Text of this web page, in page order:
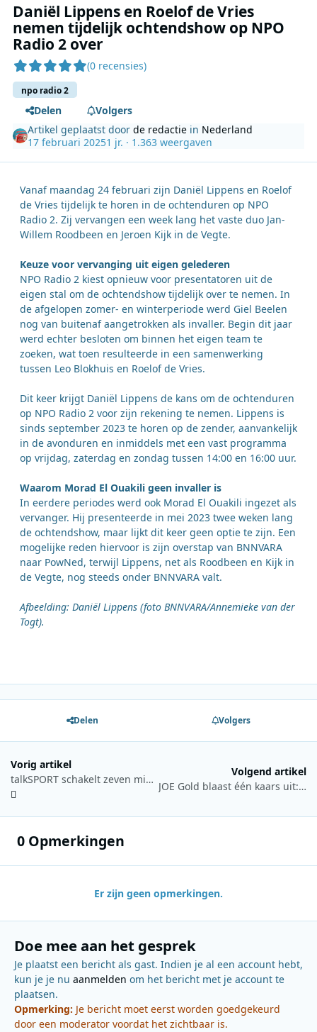
Daniël Lippens en Roelof de Vries
nemen tijdelijk ochtendshow op NPO
Radio 2 over
(0 recensies)
npo radio 2
Delen
Volgers
Artikel geplaatst doorde redactie in Nederland
17 februari 20251 jr. · 1.363 weergaven
Vanaf maandag 24 februari zijn Daniël Lippens en Roelof
de Vries tijdelijk te horen in de ochtenduren op NPO
Radio 2. Zij vervangen een week lang het vaste duo Jan-
Willem Roodbeen en Jeroen Kijk in de Vegte.
Keuze voor vervanging uit eigen gelederen
NPO Radio 2 kiest opnieuw voor presentatoren uit de
eigen stal om de ochtendshow tijdelijk over te nemen. In
de afgelopen zomer- en winterperiode werd Giel Beelen
nog van buitenaf aangetrokken als invaller. Begin dit jaar
werd echter besloten om binnen het eigen team te
zoeken, wat toen resulteerde in een samenwerking
tussen Leo Blokhuis en Roelof de Vries.
Dit keer krijgt Daniël Lippens de kans om de ochtenduren
op NPO Radio 2 voor zijn rekening te nemen. Lippens is
sinds september 2023 te horen op de zender, aanvankelijk
in de avonduren en inmiddels met een vast programma
op vrijdag, zaterdag en zondag tussen 14:00 en 16:00 uur.
Waarom Morad El Ouakili geen invaller is
In eerdere periodes werd ook Morad El Ouakili ingezet als
vervanger. Hij presenteerde in mei 2023 twee weken lang
de ochtendshow, maar lijkt dit keer geen optie te zijn. Een
mogelijke reden hiervoor is zijn overstap van BNNVARA
naar PowNed, terwijl Lippens, net als Roodbeen en Kijk in
de Vegte, nog steeds onder BNNVARA valt.
Afbeelding: Daniël Lippens (foto BNNVARA/Annemieke van der
Togt).
Delen Volgers
Vorig artikel
talkSPORT schakelt zeven middengolfzenders uit in het Verenigd Koninkrijk
Volgend artikel
JOE Gold blaast één kaars uit: kans op €1.000 aan platen
0 Opmerkingen
Er zijn geen opmerkingen.
Doe mee aan het gesprek
Je plaatst een bericht als gast. Indien je al een account hebt,
kun je je nu aanmelden om het bericht met je account te
plaatsen.
Opmerking: Je bericht moet eerst worden goedgekeurd
door een moderator voordat het zichtbaar is.